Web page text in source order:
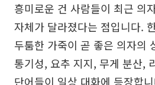
흥미로운 건 사람들이 최근 의
자체가 달라졌다는 점입니다.
두툼한 가죽이 곧 좋은 의자의
통기성, 요추 지지, 무게 분산,
단어들이 일상 대화에 등장합